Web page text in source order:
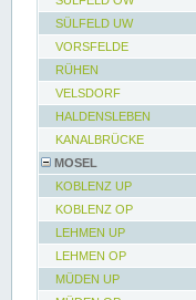
SÜLFELD UW
VORSFELDE
RÜHEN
VELSDORF
HALDENSLEBEN
KANALBRÜCKE
MOSEL
KOBLENZ UP
KOBLENZ OP
LEHMEN UP
LEHMEN OP
MÜDEN UP